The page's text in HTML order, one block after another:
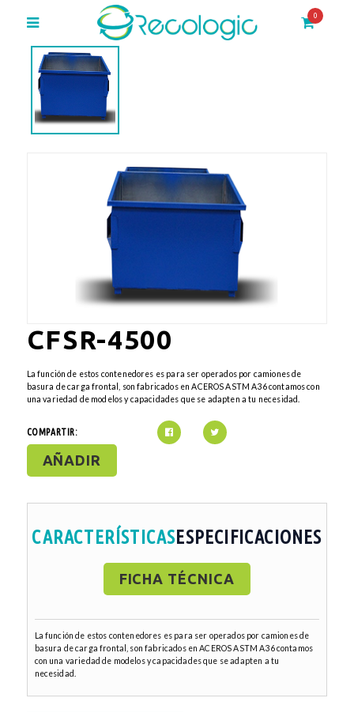
0
CFSR-4500
La función de estos contenedores es para ser operados por camiones de
basura de carga frontal, son fabricados en ACEROS ASTM A36 contamos con
una variedad de modelos y capacidades que se adapten a tu necesidad.
COMPARTIR:
AÑADIR
CARACTERÍSTICASESPECIFICACIONES
FICHA TÉCNICA
La función de estos contenedores es para ser operados por camiones de
basura de carga frontal, son fabricados en ACEROS ASTM A36 contamos
con una variedad de modelos y capacidades que se adapten a tu
necesidad.